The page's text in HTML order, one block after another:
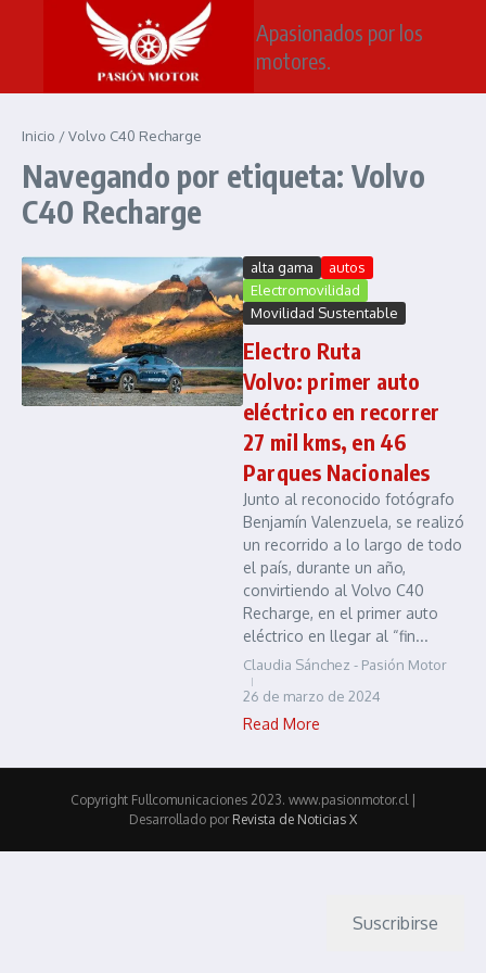
Saltar al contenido
Apasionados por los
motores.
Inicio /Volvo C40 Recharge
Navegando por etiqueta: Volvo
C40 Recharge
alta gama
autos
Electromovilidad
Movilidad Sustentable
Electro Ruta
Volvo: primer auto
eléctrico en recorrer
27 mil kms, en 46
Parques Nacionales
Junto al reconocido fotógrafo
Benjamín Valenzuela, se realizó
un recorrido a lo largo de todo
el país, durante un año,
convirtiendo al Volvo C40
Recharge, en el primer auto
eléctrico en llegar al “fin...
Claudia Sánchez - Pasión Motor
26 de marzo de 2024
Read More
Copyright Fullcomunicaciones 2023. www.pasionmotor.cl |
Desarrollado por Revista de Noticias X
Suscribirse